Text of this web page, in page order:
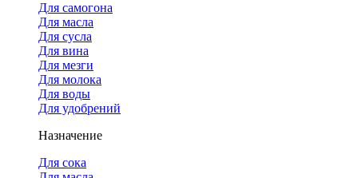
Для самогона
Для масла
Для сусла
Для вина
Для мезги
Для молока
Для воды
Для удобрений
Назначение
Для сока